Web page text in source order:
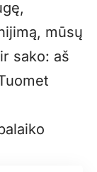
mūsų
sako: aš